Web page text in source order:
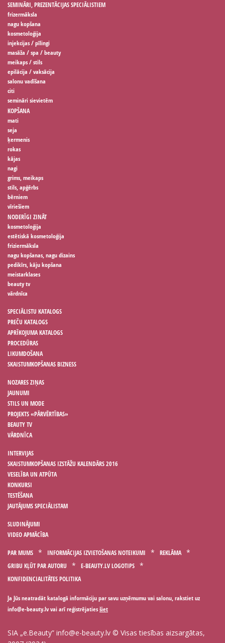
SEMINĀRI, PREZENTĀCIJAS SPECIĀLISTIEM
frizermāksla
nagu kopšana
kosmetoloģija
injekcijas / pīlingi
masāža / spa / beauty
meikaps / stils
epilācija / vaksācija
salonu vadīšana
citi
semināri sievietēm
KOPŠANA
mati
seja
ķermenis
rokas
kājas
nagi
grims, meikaps
stils, apģērbs
bērniem
vīriešiem
NODERĪGI ZINĀT
kosmetoloģija
estētiskā kosmetoloģija
friziermāksla
nagu kopšanas, nagu dizains
pedikīrs, kāju kopšana
meistarklases
beauty tv
vārdnīca
SPECIĀLISTU KATALOGS
PREČU KATALOGS
APRĪKOJUMA KATALOGS
PROCEDŪRAS
LIKUMDOŠANA
SKAISTUMKOPŠANAS BIZNESS
NOZARES ZIŅAS
JAUNUMI
STILS UN MODE
PROJEKTS «PĀRVĒRTĪBAS»
BEAUTY TV
VĀRDNĪCA
INTERVIJAS
SKAISTUMKOPŠANAS IZSTĀŽU KALENDĀRS 2016
VESELĪBA UN ATPŪTA
KONKURSI
TESTĒŠANA
JAUTĀJUMS SPECIĀLISTAM
SLUDINĀJUMI
VIDEO APMĀCĪBA
PAR MUMS INFORMĀCIJAS IZVIETOŠANAS NOTEIKUMI
REKLĀMA
GRIBU KĻŪT PAR AUTORU
E-BEAUTY.LV LOGOTIPS
KONFIDENCIALITĀTES POLITIKA
Ja Jūs neatradāt katalogā informāciju par savu uzņēmumu vai salonu, rakstiet uz
vai arī reģistrējatiesšiet
SIA „e.Beauty” info@e-beauty.lv © Visas tiesības aizsargātas,